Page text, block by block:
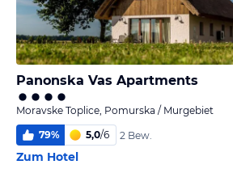
Panonska Vas Apartments
Moravske Toplice, Pomurska / Murgebiet
79% 5,0/6 2 Bew.
Zum Hotel